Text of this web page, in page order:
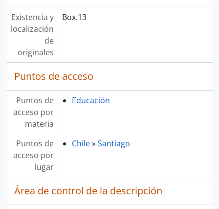
Existencia y
localización
de
originales
Box.13
Puntos de acceso
Puntos de
acceso por
materia
Educación
Puntos de
acceso por
lugar
Chile»Santiago
Área de control de la descripción